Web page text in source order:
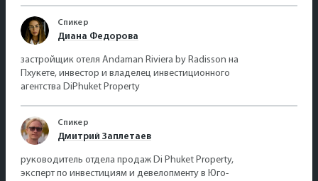
Спикер
Диана Федорова
застройщик отеля Andaman Riviera by Radisson на
Пхукете, инвестор и владелец инвестиционного
агентства DiPhuket Property
Спикер
Дмитрий Заплетаев
руководитель отдела продаж Di Phuket Property,
эксперт по инвестициям и девелопменту в Юго-